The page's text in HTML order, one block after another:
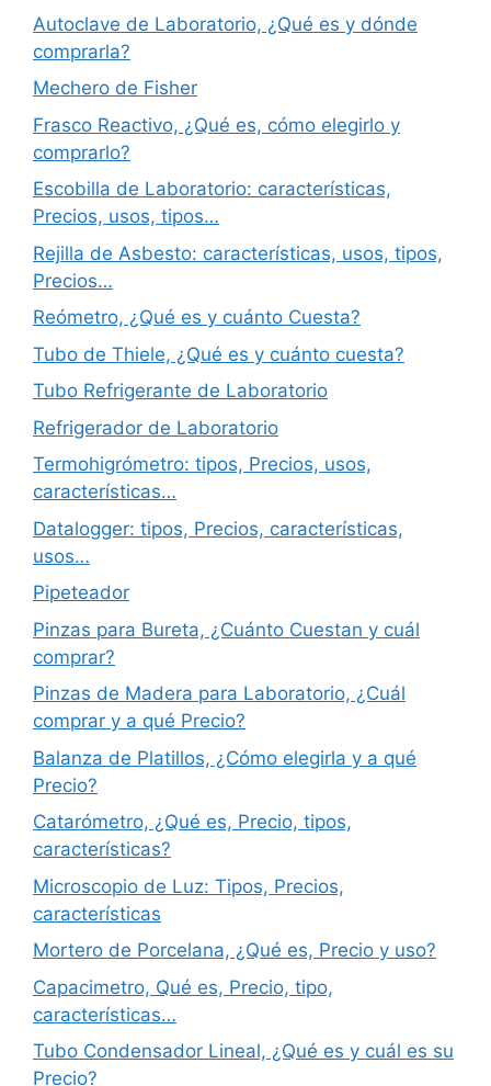
Autoclave de Laboratorio, ¿Qué es y dónde
comprarla?
Mechero de Fisher
Frasco Reactivo, ¿Qué es, cómo elegirlo y
comprarlo?
Escobilla de Laboratorio: características,
Precios, usos, tipos…
Rejilla de Asbesto: características, usos, tipos,
Precios…
Reómetro, ¿Qué es y cuánto Cuesta?
Tubo de Thiele, ¿Qué es y cuánto cuesta?
Tubo Refrigerante de Laboratorio
Refrigerador de Laboratorio
Termohigrómetro: tipos, Precios, usos,
características…
Datalogger: tipos, Precios, características,
usos…
Pipeteador
Pinzas para Bureta, ¿Cuánto Cuestan y cuál
comprar?
Pinzas de Madera para Laboratorio, ¿Cuál
comprar y a qué Precio?
Balanza de Platillos, ¿Cómo elegirla y a qué
Precio?
Catarómetro, ¿Qué es, Precio, tipos,
características?
Microscopio de Luz: Tipos, Precios,
características
Mortero de Porcelana, ¿Qué es, Precio y uso?
Capacimetro, Qué es, Precio, tipo,
características…
Tubo Condensador Lineal, ¿Qué es y cuál es su
Precio?